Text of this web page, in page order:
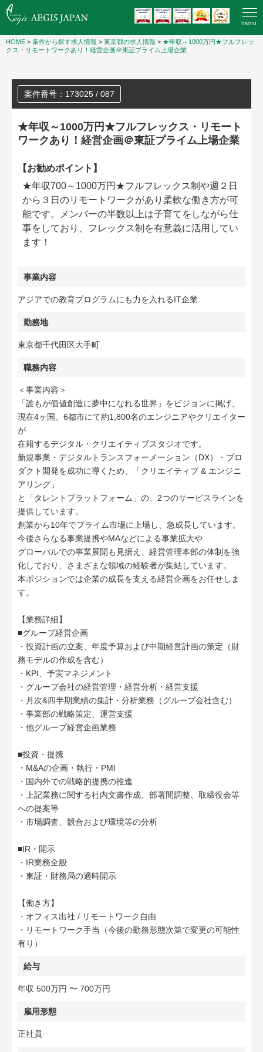
menu
HOME > 条件から探す求人情報 > 東京都の求人情報 > ★年収～1000万円★フルフレッ
クス・リモートワークあり！経営企画＠東証プライム上場企業
案件番号：173025 / 087
★年収～1000万円★フルフレックス・リモート
ワークあり！経営企画＠東証プライム上場企業
【お勧めポイント】
★年収700～1000万円★フルフレックス制や週２日
から３日のリモートワークがあり柔軟な働き方が可
能です。メンバーの半数以上は子育てをしながら仕
事をしており、フレックス制を有意義に活用してい
ます！
事業内容
アジアでの教育プログラムにも力を入れるIT企業
勤務地
東京都千代田区大手町
職務内容
＜事業内容＞
「誰もが価値創造に夢中になれる世界」をビジョンに掲げ、
現在4ヶ国、6都市にて約1,800名のエンジニアやクリエイター
が
在籍するデジタル・クリエイティブスタジオです。
新規事業・デジタルトランスフォーメーション（DX）・プロ
ダクト開発を成功に導くため、「クリエイティブ & エンジニ
アリング」
と「タレントプラットフォーム」の、2つのサービスラインを
提供しています。
創業から10年でプライム市場に上場し、急成長しています。
今後さらなる事業提携やMAなどによる事業拡大や
グローバルでの事業展開も見据え、経営管理本部の体制を強
化しており、さまざまな領域の経験者が集結しています。
本ポジションでは企業の成長を支える経営企画をお任せしま
す。
【業務詳細】
■グループ経営企画
・投資計画の立案、年度予算および中期経営計画の策定（財
務モデルの作成を含む）
・KPI、予実マネジメント
・グループ会社の経営管理・経営分析・経営支援
・月次&四半期業績の集計・分析業務（グループ会社含む）
・事業部の戦略策定、運営支援
・他グループ経営企画業務
■投資・提携
・M&Aの企画・執行・PMI
・国内外での戦略的提携の推進
・上記業務に関する社内文書作成、部署間調整、取締役会等
への提案等
・市場調査、競合および環境等の分析
■IR・開示
・IR業務全般
・東証・財務局の適時開示
【働き方】
・オフィス出社 / リモートワーク自由
・リモートワーク手当（今後の勤務形態次第で変更の可能性
有り）
給与
年収 500万円 〜 700万円
雇用形態
正社員